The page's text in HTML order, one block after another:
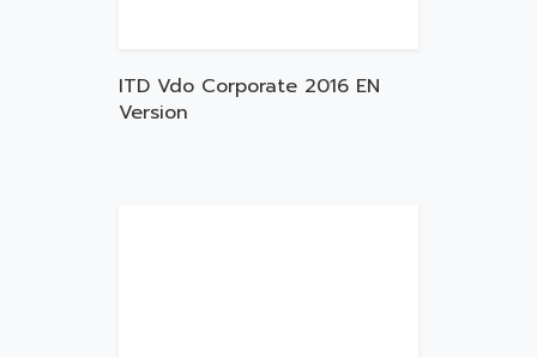
ITD Vdo Corporate 2016 EN
Version